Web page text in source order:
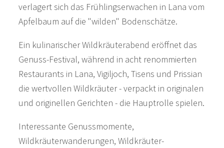
verlagert sich das Frühlingserwachen in Lana vom
Apfelbaum auf die "wilden" Bodenschätze.
Ein kulinarischer Wildkräuterabend eröffnet das
Genuss-Festival, während in acht renommierten
Restaurants in Lana, Vigiljoch, Tisens und Prissian
die wertvollen Wildkräuter - verpackt in originalen
und originellen Gerichten - die Hauptrolle spielen.
Interessante Genussmomente,
Wildkräuterwanderungen, Wildkräuter-